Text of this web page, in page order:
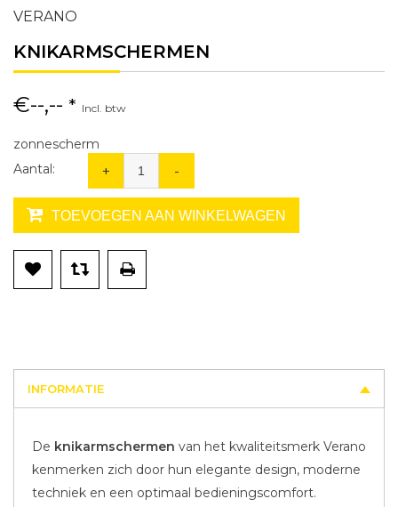
VERANO
KNIKARMSCHERMEN
€--,-- * Incl. btw
zonnescherm
Aantal:
+ -
TOEVOEGEN AAN WINKELWAGEN
INFORMATIE
De knikarmschermen van het kwaliteitsmerk Verano
kenmerken zich door hun elegante design, moderne
techniek en een optimaal bedieningscomfort.